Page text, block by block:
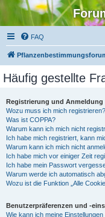
FAQ
Häufig gestellte
Registrierung und Anmeldung
Wozu muss ich mich registrieren?
Was ist COPPA?
Warum kann ich mich nicht
Ich habe mich registriert, kann
Warum kann ich mich nicht
Ich habe mich vor einiger Zeit
Ich habe mein Passwort
Warum werde ich automatisch
Wozu ist die Funktion „Alle
Benutzerpräferenzen und -
Wie kann ich meine Einstellungen